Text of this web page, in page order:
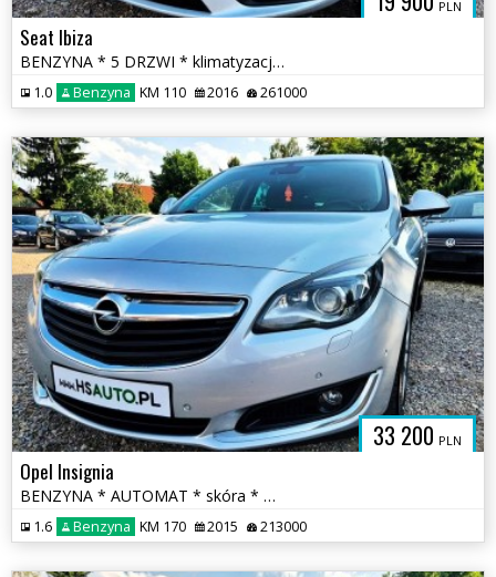
PLN
Seat Ibiza
BENZYNA * 5 DRZWI * klimatyzacja * 2x PDC * super * okazja * POLECAMY
1.0 Benzyna KM 110 2016 261000
33 200 PLN
Opel Insignia
BENZYNA * AUTOMAT * skóra * martwa strefa * KAMERA * nawigacja * lift
1.6 Benzyna KM 170 2015 213000